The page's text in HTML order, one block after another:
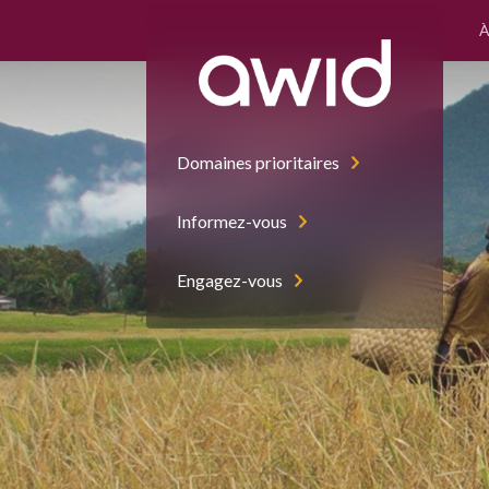
Domaines prioritaires
Informez-vous
Engagez-vous